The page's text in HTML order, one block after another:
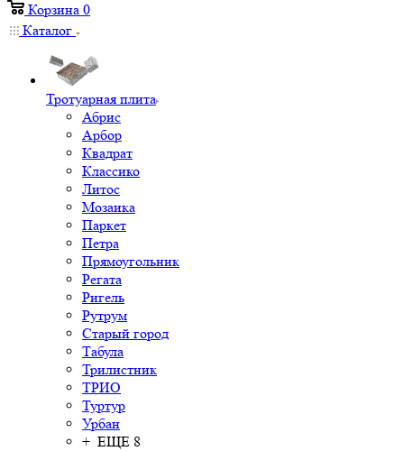
Корзина 0
Каталог
Тротуарная плита
Абрис
Арбор
Квадрат
Классико
Литос
Мозаика
Паркет
Петра
Прямоугольник
Регата
Ригель
Рутрум
Старый город
Табула
Трилистник
ТРИО
Туртур
Урбан
+ ЕЩЕ 8